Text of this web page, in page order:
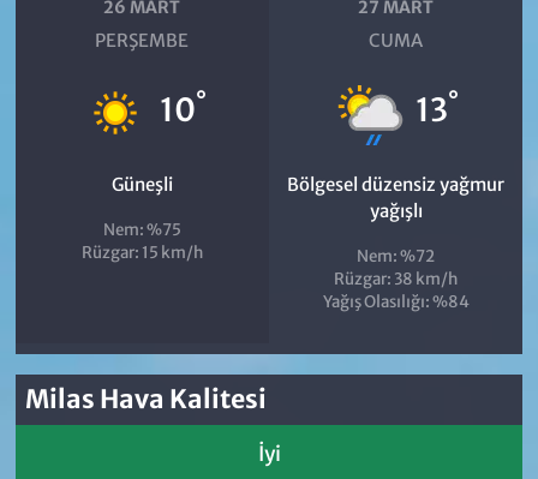
26 MART
PERŞEMBE
10°
Güneşli
Nem: %75
Rüzgar: 15 km/h
27 MART
CUMA
13°
Bölgesel düzensiz yağmur
yağışlı
Nem: %72
Rüzgar: 38 km/h
Yağış Olasılığı: %84
Milas Hava Kalitesi
İyi